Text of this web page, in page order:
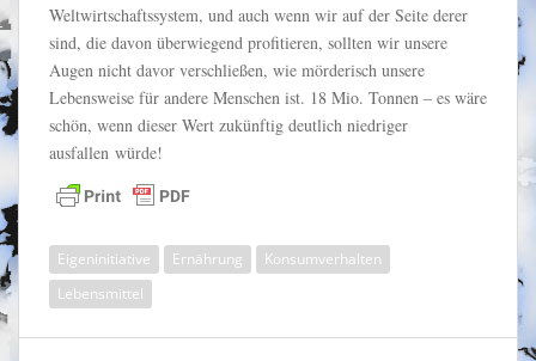
Weltwirtschaftssystem, und auch wenn wir auf der Seite derer
sind, die davon überwiegend profitieren, sollten wir unsere
Augen nicht davor verschließen, wie mörderisch unsere
Lebensweise für andere Menschen ist. 18 Mio. Tonnen – es wäre
schön, wenn dieser Wert zukünftig deutlich niedriger
ausfallen würde!
Eigeninitiative Ernährung
Konsumverhalten
Lebensmittel